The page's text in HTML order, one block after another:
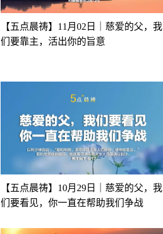
【五点晨祷】11月02日｜慈爱的父，我
们要靠主，活出你的旨意
【五点晨祷】10月29日｜慈爱的父，我
们要看见，你一直在帮助我们争战